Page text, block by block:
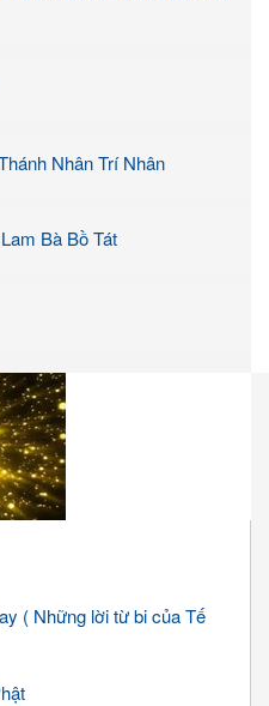
Nhân Trí Nhân
Bà Bồ Tát
( Những lời từ bi của Tế